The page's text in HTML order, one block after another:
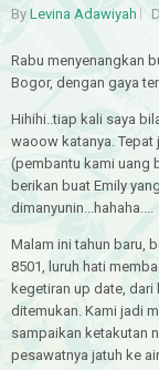
By Levina Adawiyah
Rabu menyenangkan
Bogor, dengan gaya
Hihihi..tiap kali saya
waoow katanya. Tepat
(pembantu kami uang
berikan buat Emily
dimanyunin...hahaha....
Malam ini tahun baru,
8501, luruh hati
kegetiran up date,
ditemukan. Kami jadi
sampaikan ketakutan
pesawatnya jatuh ke